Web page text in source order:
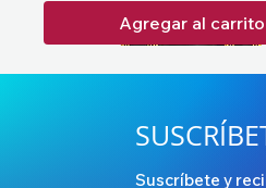
Agregar al carrito
Suscríbete y